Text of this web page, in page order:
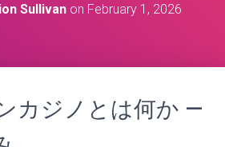
Sullivan on February 1, 2026
カジノとは何か —